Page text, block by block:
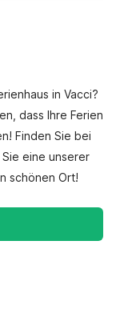
in Vacci?
dass Ihre Ferien
Finden Sie bei
eine unserer
schönen Ort!